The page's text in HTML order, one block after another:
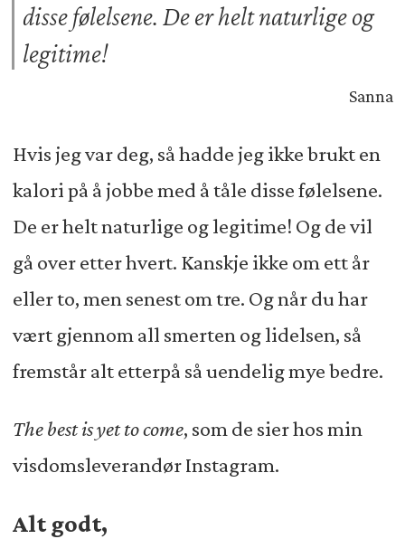
disse følelsene. De er helt naturlige og
legitime!
Sanna
Hvis jeg var deg, så hadde jeg ikke brukt en
kalori på å jobbe med å tåle disse følelsene.
De er helt naturlige og legitime! Og de vil
gå over etter hvert. Kanskje ikke om ett år
eller to, men senest om tre. Og når du har
vært gjennom all smerten og lidelsen, så
fremstår alt etterpå så uendelig mye bedre.
The best is yet to come, som de sier hos min
visdomsleverandør Instagram.
Alt godt,